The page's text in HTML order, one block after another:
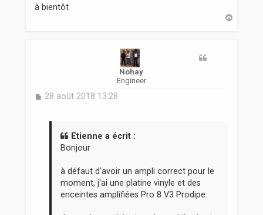
à bientôt
Nohay
Engineer
M
28 août 2018 13:28
Etienne a écrit :
Bonjour
à défaut d'avoir un ampli correct pour le
moment, j'ai une platine vinyle et des
enceintes amplifiées Pro 8 V3 Prodipe.